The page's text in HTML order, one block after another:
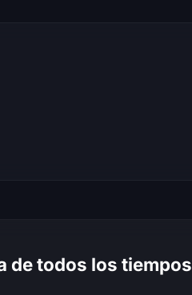
de todos los tiempos